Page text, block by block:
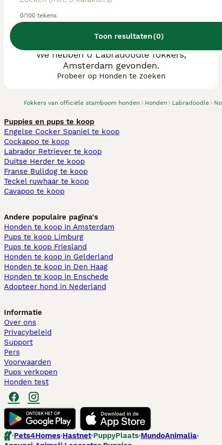
0/100 tekens
Toon resultaten(0)
Fokkers van officiële stamboom honden Honden Labradoodle
We hebben 0 Labradoodle fokkers,
Amsterdam gevonden.
Probeer op Honden te zoeken
Puppies en pups te koop
Engelse Cocker Spaniel te koop
Cockapoo te koop
Labrador Retriever te koop
Duitse Herder te koop
Franse Bulldog te koop
Teckel ruwhaar te koop
Cavapoo te koop
Andere populaire pagina's
Honden te koop in Amsterdam
Pups te koop Limburg​
Pups te koop Friesland​
Honden te koop in Gelderland
Honden te koop in Den Haag
Honden te koop in Enschede
Adopteer hond in Nederland
Informatie
Over ons
Privacybeleid
Support
Pers
Voorwaarden
Pups verkopen
Honden test
Pets4Homes Hastnet PuppyPlaats MundoAnimalia